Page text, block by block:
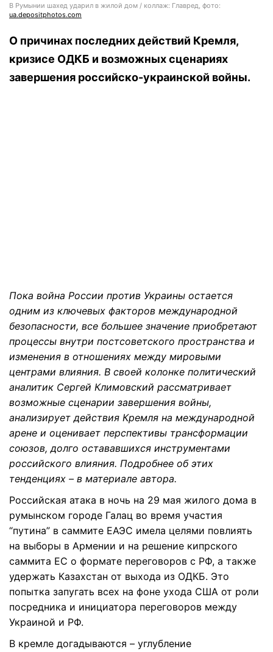
В Румынии шахед ударил в жилой дом / коллаж: Главред, фото:
ua.depositphotos.com
О причинах последних действий Кремля,
кризисе ОДКБ и возможных сценариях
завершения российско-украинской войны.
Пока война России против Украины остается
одним из ключевых факторов международной
безопасности, все большее значение приобретают
процессы внутри постсоветского пространства и
изменения в отношениях между мировыми
центрами влияния. В своей колонке политический
аналитик Сергей Климовский рассматривает
возможные сценарии завершения войны,
анализирует действия Кремля на международной
арене и оценивает перспективы трансформации
союзов, долго остававшихся инструментами
российского влияния. Подробнее об этих
тенденциях – в материале автора.
Российская атака в ночь на 29 мая жилого дома в
румынском городе Галац во время участия
“путина” в саммите ЕАЭС имела целями повлиять
на выборы в Армении и на решение кипрского
саммита ЕС о формате переговоров с РФ, а также
удержать Казахстан от выхода из ОДКБ. Это
попытка запугать всех на фоне ухода США от роли
посредника и инициатора переговоров между
Украиной и РФ.
В кремле догадываются – углубление